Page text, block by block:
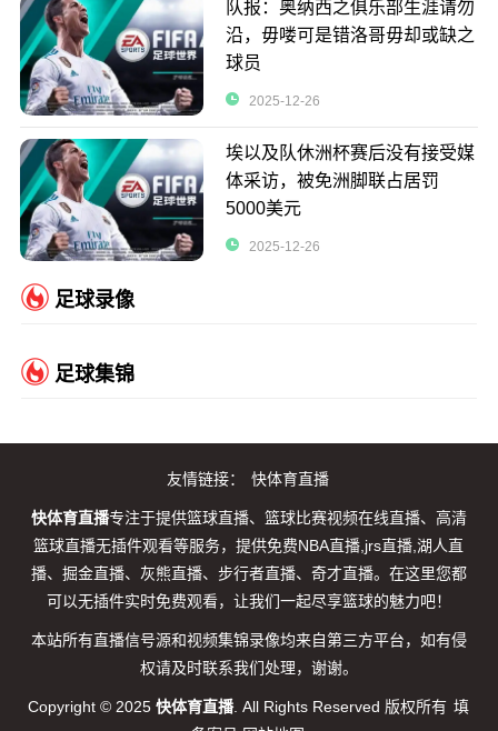
队报：奥纳西之俱乐部生涯请勿
沿，毋喽可是错洛哥毋却或缺之
球员
2025-12-26
埃以及队休洲杯赛后没有接受媒
体采访，被免洲脚联占居罚
5000美元
2025-12-26
足球录像
足球集锦
友情链接： 快体育直播
快体育直播专注于提供篮球直播、篮球比赛视频在线直播、高清
篮球直播无插件观看等服务，提供免费NBA直播,jrs直播,湖人直
播、掘金直播、灰熊直播、步行者直播、奇才直播。在这里您都
可以无插件实时免费观看，让我们一起尽享篮球的魅力吧！
本站所有直播信号源和视频集锦录像均来自第三方平台，如有侵
权请及时联系我们处理，谢谢。
Copyright © 2025快体育直播. All Rights Reserved 版权所有 填